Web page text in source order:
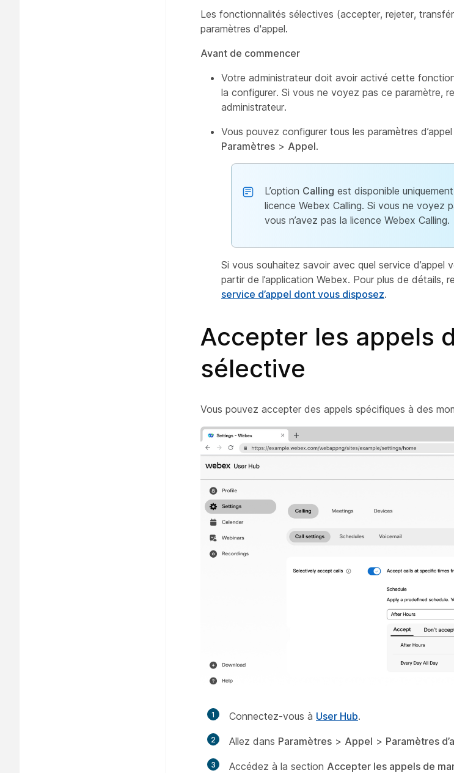
Les fonctionnalités sélectives (accepter, rejeter,
paramètres d'appel.
Avant de commencer
Votre administrateur doit avoir activé cette
la configurer. Si vous ne voyez pas ce paramètre,
administrateur.
Vous pouvez configurer tous les paramètres
Paramètres > Appel.
L’option Calling est disponible
licence Webex Calling. Si vous ne voyez
vous n’avez pas la licence Webex Calling.
Si vous souhaitez savoir avec quel service
partir de l’application Webex. Pour plus de détails,
service d’appel dont vous disposez.
Accepter les appels
sélective
Vous pouvez accepter des appels spécifiques à des
1 Connectez-vous à User Hub.
2 Allez dans Paramètres > Appel > Paramètres
3 Accédez à la section Accepter les appels de